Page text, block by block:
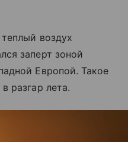
воздух
заперт зоной
Европой. Такое
разгар лета.